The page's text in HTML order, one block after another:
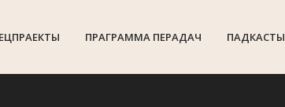
ПРАГРАММА ПЕРАДАЧ ПАДКАСТЫ